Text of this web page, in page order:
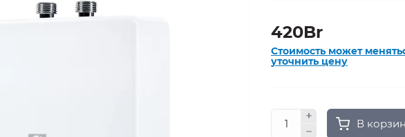
420Br
Стоимость может
уточнить цену
В